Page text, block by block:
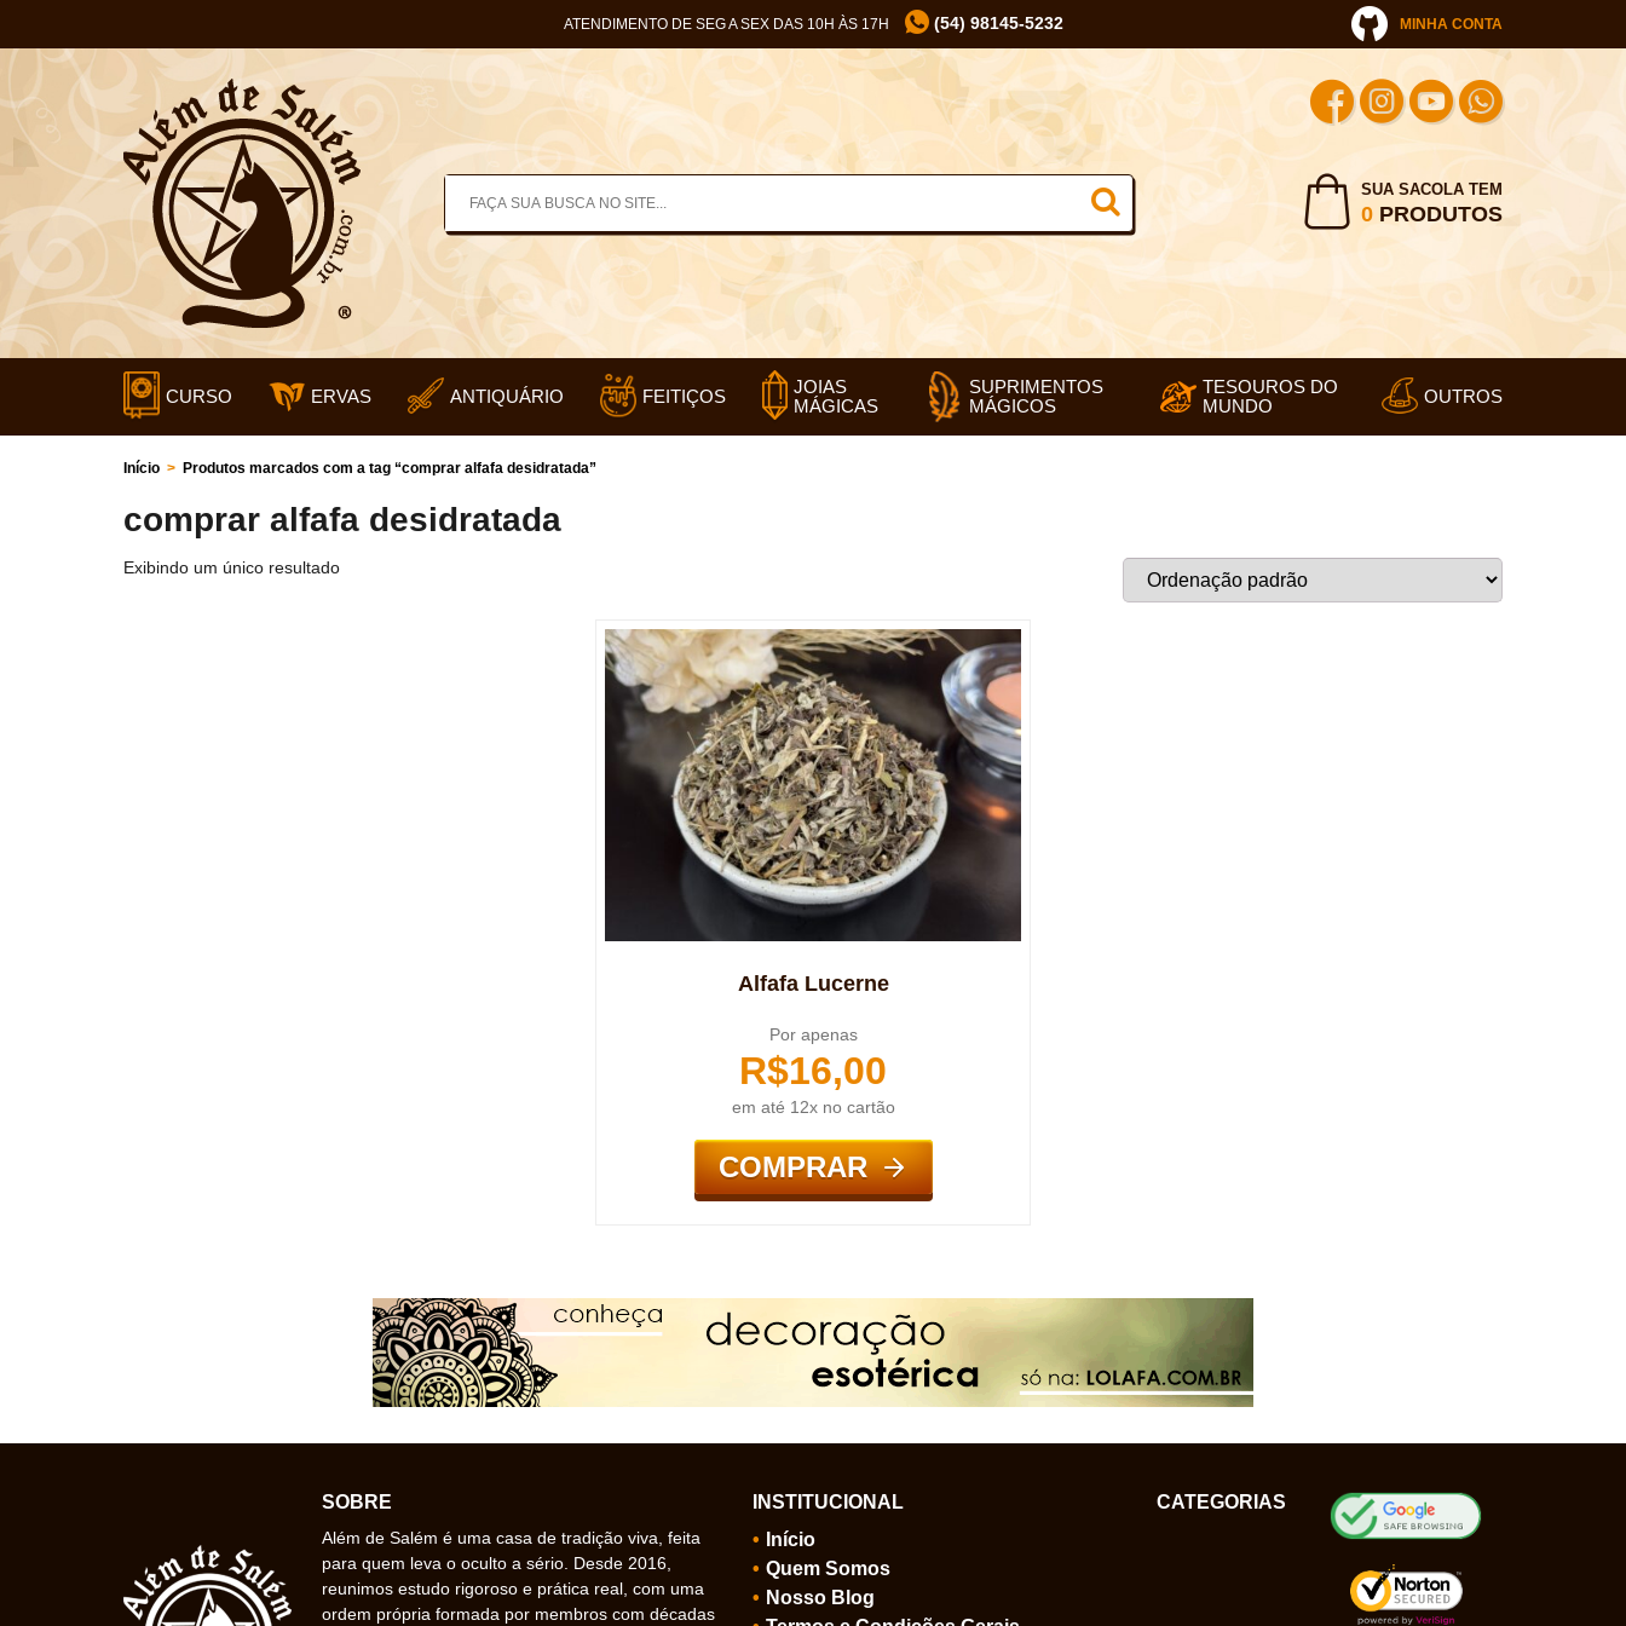
ATENDIMENTO DE SEG A SEX DAS 10H ÀS 17H (54) 98145-5232 MINHA CONTA
SUA SACOLA TEM
0PRODUTOS
CURSO ERVAS ANTIQUÁRIO FEITIÇOS
JOIAS
MÁGICAS
SUPRIMENTOS
MÁGICOS
TESOUROS DO
MUNDO
OUTROS
Início > Produtos marcados com a tag “comprar alfafa desidratada”
comprar alfafa desidratada
Exibindo um único resultado
Alfafa Lucerne
Por apenas
R$16,00
em até 12x no cartão
COMPRAR
SOBRE
Além de Salém é uma casa de tradição viva, feita
para quem leva o oculto a sério. Desde 2016,
reunimos estudo rigoroso e prática real, com uma
ordem própria formada por membros com décadas
INSTITUCIONAL
Início
Quem Somos
Nosso Blog
CATEGORIAS